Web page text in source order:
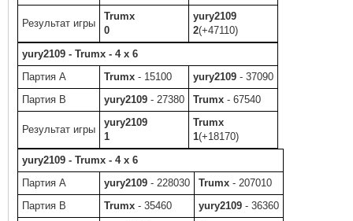
Результат игры
Trumx
0
yury2109
2(+47110)
yury2109 - Trumx - 4 x 6
Партия A
Trumx - 15100 yury2109 - 37090
Партия B
yury2109 - 27380 Trumx - 67540
Результат игры
yury2109
1
Trumx
1(+18170)
yury2109 - Trumx - 4 x 6
Партия A
yury2109 - 228030 Trumx - 207010
Партия B
Trumx - 35460 yury2109 - 36360